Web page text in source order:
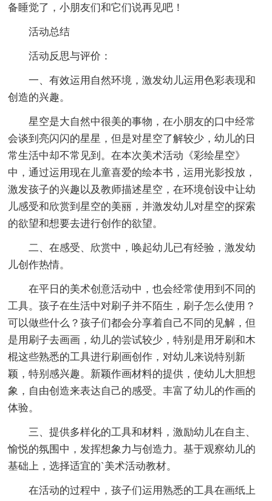
备睡觉了，小朋友们和它们说再见吧！
活动总结
活动反思与评价：
一、有效运用自然环境，激发幼儿运用色彩表现和
创造的兴趣。
星空是大自然中很美的事物，在小朋友的口中经常
会谈到亮闪闪的星星，但是对星空了解较少，幼儿的日
常生活中却不常见到。在本次美术活动《彩绘星空》
中，通过运用现在儿童喜爱的绘本书，运用光影投放，
激发孩子的兴趣以及教师描述星空，在环境创设中让幼
儿感受和欣赏到星空的美丽，并激发幼儿对星空的探索
的欲望和想要去进行创作的欲望。
二、在感受、欣赏中，唤起幼儿已有经验，激发幼
儿创作热情。
在平日的美术创意活动中，也会经常使用到不同的
工具。孩子在生活中对刷子并不陌生，刷子怎么使用？
可以做些什么？孩子们都会分享着自己不同的见解，但
是用刷子去画画，幼儿的尝试较少，特别是用牙刷和木
棍这些熟悉的工具进行刷画创作，对幼儿来说特别新
颖，特别感兴趣。新颖作画材料的提供，使幼儿大胆想
象，自由创造来表达自己的感受。丰富了幼儿的作画的
体验。
三、提供多样化的工具和材料，激励幼儿在自主、
愉悦的氛围中，发挥想象力与创造力。基于观察幼儿的
基础上，选择适宜的`美术活动教材。
在活动的过程中，孩子们运用熟悉的工具在画纸上